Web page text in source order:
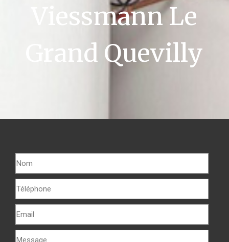
Viessmann Le
Grand Quevilly